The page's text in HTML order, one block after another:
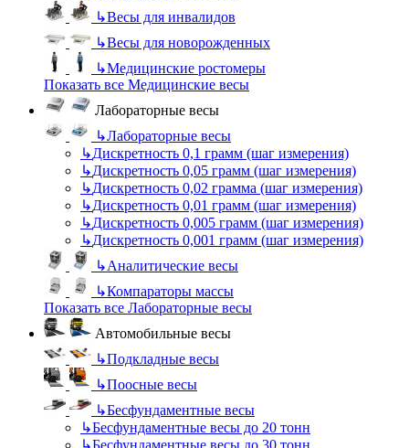
↳Весы для инвалидов
↳Весы для новорожденных
↳Медицинские ростомеры
Показать все Медицинские весы
Лабораторные весы
↳Лабораторные весы
↳Дискретность 0,1 грамм (шаг измерения)
↳Дискретность 0,05 грамм (шаг измерения)
↳Дискретность 0,02 грамма (шаг измерения)
↳Дискретность 0,01 грамм (шаг измерения)
↳Дискретность 0,005 грамм (шаг измерения)
↳Дискретность 0,001 грамм (шаг измерения)
↳Аналитические весы
↳Компараторы массы
Показать все Лабораторные весы
Автомобильные весы
↳Подкладные весы
↳Поосные весы
↳Бесфундаментные весы
↳Бесфундаментные весы до 20 тонн
↳Бесфундаментные весы до 30 тонн